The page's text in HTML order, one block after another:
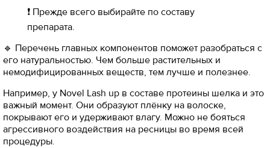
❗ Прежде всего выбирайте по составу
препарата.
🔹 Перечень главных компонентов поможет разобраться с
его натуральностью. Чем больше растительных и
немодифицированных веществ, тем лучше и полезнее.
Например, у Novel Lash up в составе протеины шелка и это
важный момент. Они образуют плёнку на волоске,
покрывают его и удерживают влагу. Можно не бояться
агрессивного воздействия на ресницы во время всей
процедуры.